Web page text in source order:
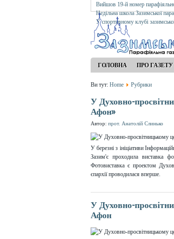
Вийшов 19-й номер
Недільна школа Зазимської
У спортивному клубі
ГОЛОВНА ПРО ГАЗЕТУ
Ви тут: Home Рубрики
У Духовно-
Афон»
Автор: прот. Анатолій Слинько
У березні з ініціативи
Зазим'є проходила виставка
Фотовиставка є проектом
єпархії проводилася вперше.
У Духовно-
Афон